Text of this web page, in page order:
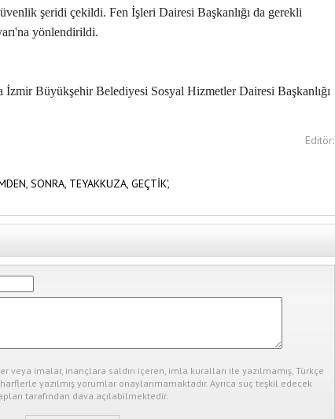
şeridi çekildi. Fen İşleri Dairesi Başkanlığı da gerekli
yönlendirildi.
Büyükşehir Belediyesi Sosyal Hizmetler Dairesi Başkanlığı
Editör:
SONRA, TEYAKKUZA, GEÇTİK',
veya imalar, inançlara saldırı içeren, imla kuralları ile yazılmamış, Türkçe
yazılmış yorumlar onaylanmamaktadır. Ayrıca suç teşkil edecek
tarafından dava açılabilmektedir.